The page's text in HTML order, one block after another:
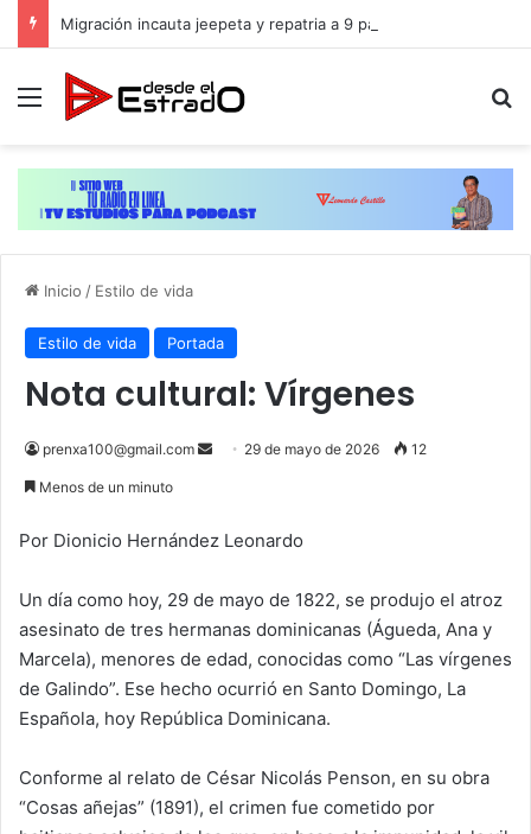
Menú
Inicio / Estilo de vida
Estilo de vida Portada
Nota cultural: Vírgenes
prenxa100@gmail.com
Send 29 de mayo de 2026 12
Menos de un minuto
Por Dionicio Hernández Leonardo
Un día como hoy, 29 de mayo de 1822, se produjo el atroz
asesinato de tres hermanas dominicanas (Águeda, Ana y
Marcela), menores de edad, conocidas como “Las vírgenes
de Galindo”. Ese hecho ocurrió en Santo Domingo, La
Española, hoy República Dominicana.
Conforme al relato de César Nicolás Penson, en su obra
“Cosas añejas” (1891), el crimen fue cometido por